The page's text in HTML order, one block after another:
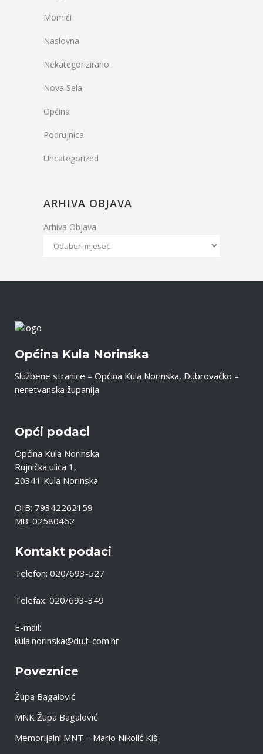
Momići
Naslovna
Nekategorizirano
Nova Sela
Općina
Podrujnica
Uncategorized
ARHIVA OBJAVA
Arhiva Objava
Općina Kula Norinska
Službene stranice – Općina Kula Norinska, Dubrovačko –
neretvanska županija
Opći podaci
Općina Kula Norinska
Rujnička ulica 1,
20341 Kula Norinska
OIB: 79342262159
MB: 02580462
Kontakt podaci
Telefon: 020/693-527
Telefax: 020/693-349
E-mail:
kula.norinska@du.t-com.hr
Poveznice
Župa Bagalović
MNK Župa Bagalović
Memorijalni MNT – Mario Nikolić Kiš